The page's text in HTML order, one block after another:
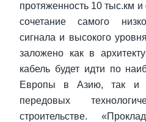
протяженность 10 тыс.км
сочетание самого
сигнала и высокого
заложено как в
кабель будет идти по
Европы в Азию, так и
передовых
строительстве.